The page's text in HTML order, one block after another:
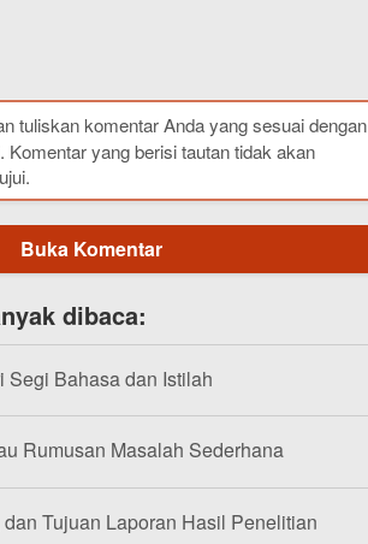
tuliskan komentar Anda yang sesuai dengan
Komentar yang berisi tautan tidak akan
Buka Komentar
dibaca:
Segi Bahasa dan Istilah
Rumusan Masalah Sederhana
Tujuan Laporan Hasil Penelitian